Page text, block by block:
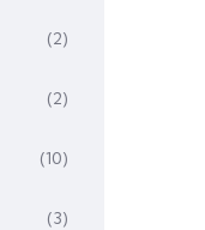
(2)
(2)
(10)
(3)